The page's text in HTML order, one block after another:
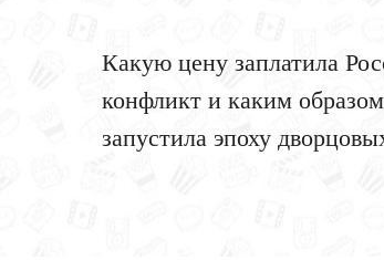
Какую цену заплатила
конфликт и каким
запустила эпоху